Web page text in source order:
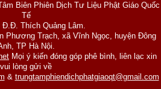
Biên Phiên Dịch Tư Liệu Phật Giáo Quốc
Tế
Đ.Đ. Thích Quảng Lâm.
Phương Trạch, xã Vĩnh Ngọc, huyện Đông
TP Hà Nội.
Mọi ý kiến đóng góp phê bình, liên lạc xin
vui lòng gửi về
& trungtamphiendichphatgiaoqt@gmail.com